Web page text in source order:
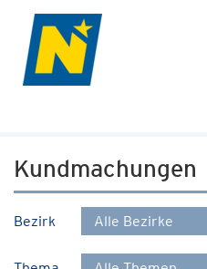
Kundmachungen
Bezirk